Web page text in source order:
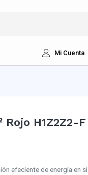
Mi Cuenta
H1Z2Z2-
efeciente de energía en